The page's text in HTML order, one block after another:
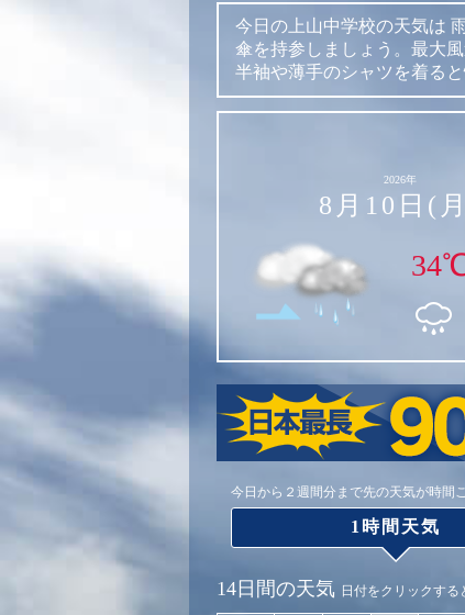
今日の上山中学校の天気は
傘を持参しましょう。最大
半袖や薄手のシャツを着る
2026年
8月10日(
今日から２週間分まで先の天気が時間
1時間天気
14日間の天気 日付をクリックする